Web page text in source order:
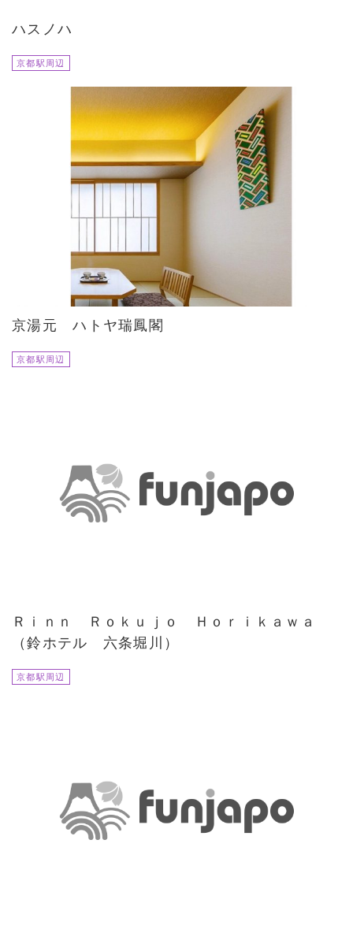
ハスノハ
京都駅周辺
京湯元 ハトヤ瑞鳳閣
京都駅周辺
Ｒｉｎｎ Ｒｏｋｕｊｏ Ｈｏｒｉｋａｗａ
（鈴ホテル 六条堀川）
京都駅周辺